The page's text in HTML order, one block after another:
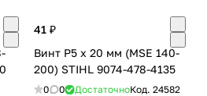
41 ₽
Винт P5 x 20 мм (MSE 140-
200) STIHL 9074-478-4135
0 0 ДостаточноКод. 24582